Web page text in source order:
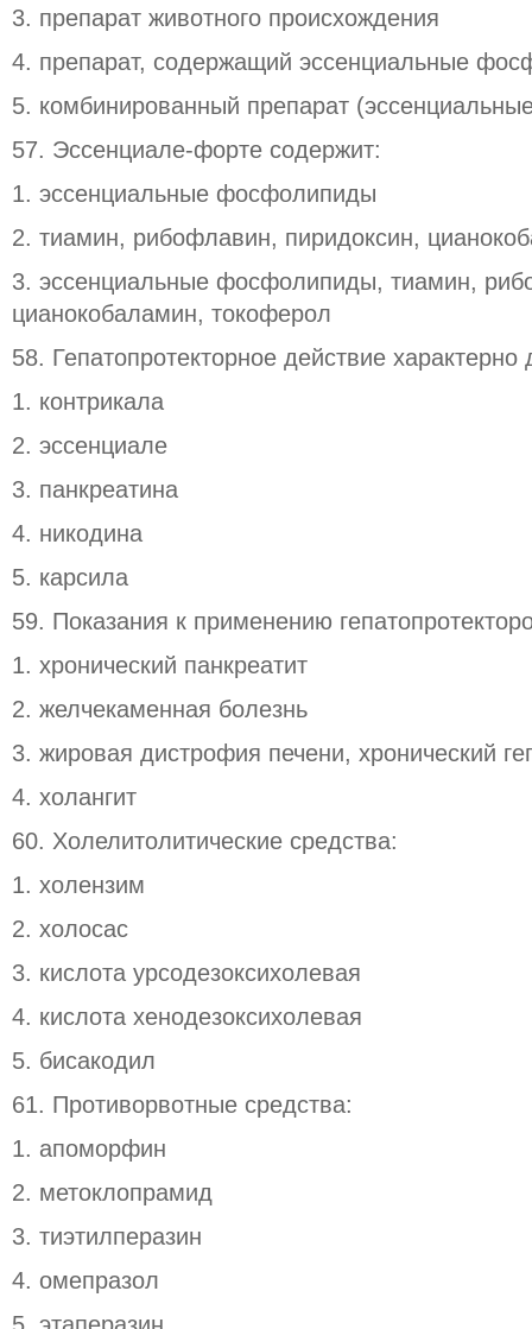
3. препарат животного происхождения
4. препарат, содержащий эссенциальные
5. комбинированный препарат
57. Эссенциале-форте содержит:
1. эссенциальные фосфолипиды
2. тиамин, рибофлавин, пиридоксин,
3. эссенциальные фосфолипиды, тиамин,
цианокобаламин, токоферол
58. Гепатопротекторное действие характерно
1. контрикала
2. эссенциале
3. панкреатина
4. никодина
5. карсила
59. Показания к применению
1. хронический панкреатит
2. желчекаменная болезнь
3. жировая дистрофия печени, хронический
4. холангит
60. Холелитолитические средства:
1. холензим
2. холосас
3. кислота урсодезоксихолевая
4. кислота хенодезоксихолевая
5. бисакодил
61. Противорвотные средства:
1. апоморфин
2. метоклопрамид
3. тиэтилперазин
4. омепразол